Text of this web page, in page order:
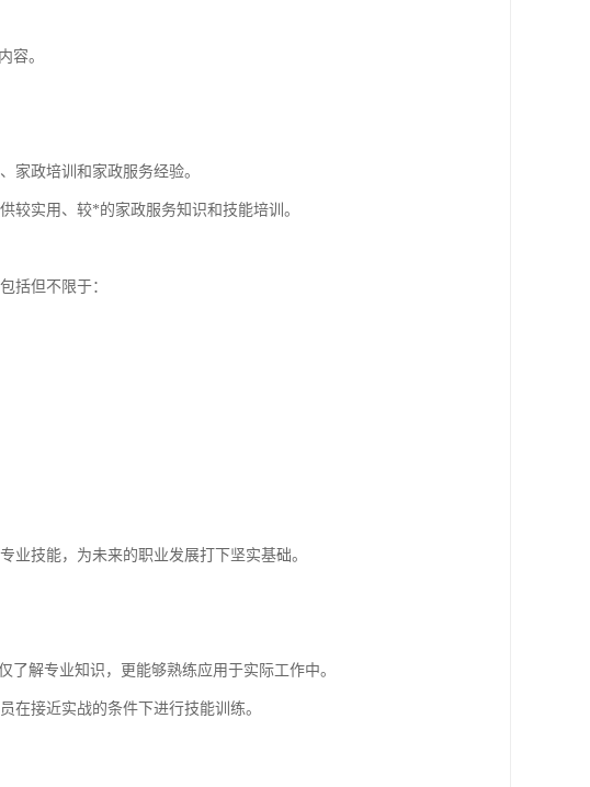
容。
家政培训和家政服务经验。
较实用、较*的家政服务知识和技能培训。
括但不限于：
业技能，为未来的职业发展打下坚实基础。
解专业知识，更能够熟练应用于实际工作中。
在接近实战的条件下进行技能训练。